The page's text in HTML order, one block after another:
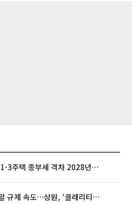
종부세 개편에도…1·3주택 종부세 격차 2028년부터 확대
미국, 가상자산 포괄 규제 속도…상원, ‘클래리티법’ 9월 절차투표 추진